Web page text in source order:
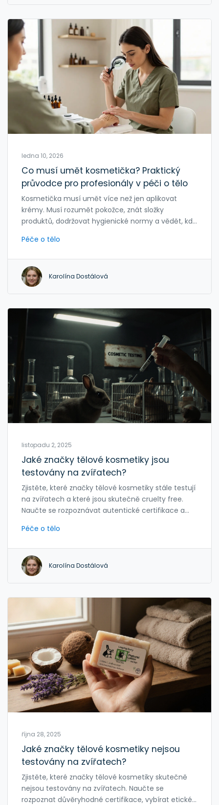
ledna 10, 2026
Co musí umět kosmetička? Praktický
průvodce pro profesionály v péči o tělo
Kosmetička musí umět více než jen aplikovat
krémy. Musí rozumět pokožce, znát složky
produktů, dodržovat hygienické normy a vědět, kdy
čekat od odborníka na péči o tělo.
Péče o tělo
Karolína Dostálová
listopadu 2, 2025
Jaké značky tělové kosmetiky jsou
testovány na zvířatech?
Zjistěte, které značky tělové kosmetiky stále testují
na zvířatech a které jsou skutečně cruelty free.
Naučte se rozpoznávat autentické certifikace a
Péče o tělo
Karolína Dostálová
října 28, 2025
Jaké značky tělové kosmetiky nejsou
testovány na zvířatech?
Zjistěte, které značky tělové kosmetiky skutečně
nejsou testovány na zvířatech. Naučte se
rozpoznat důvěryhodné certifikace, vybírat etické